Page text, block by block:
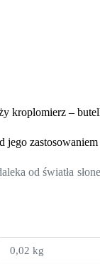
kroplomierz –
od światła
0,02 kg